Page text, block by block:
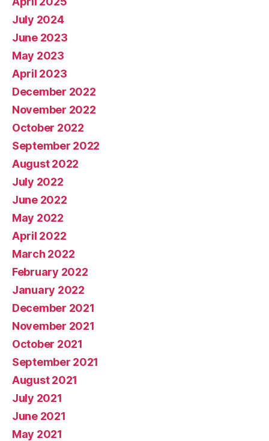
July 2024
June 2023
May 2023
April 2023
December 2022
November 2022
October 2022
September 2022
August 2022
July 2022
June 2022
May 2022
April 2022
March 2022
February 2022
January 2022
December 2021
November 2021
October 2021
September 2021
August 2021
July 2021
June 2021
May 2021